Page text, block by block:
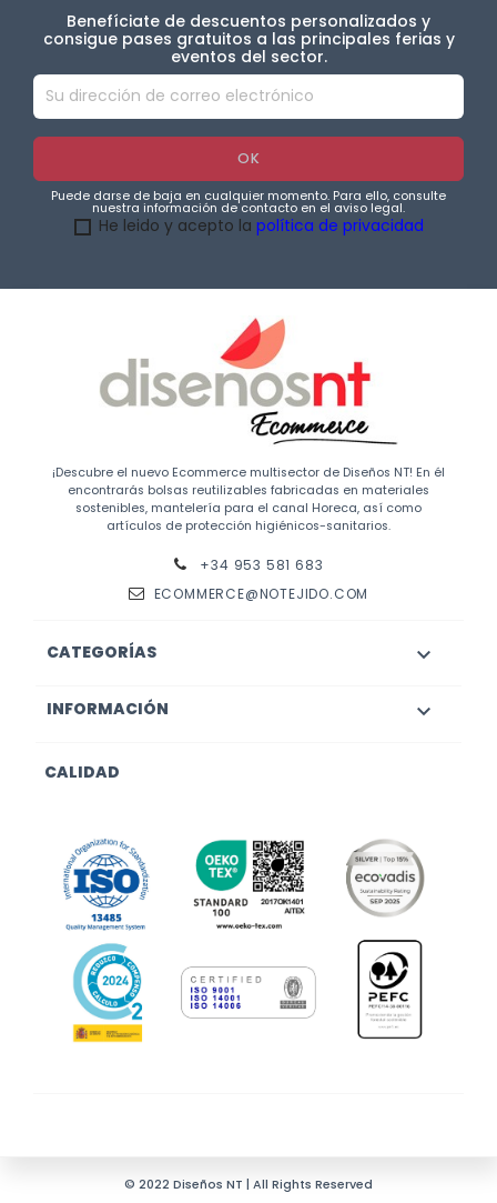
Benefíciate de descuentos personalizados y
consigue pases gratuitos a las principales ferias y
eventos del sector.
Puede darse de baja en cualquier momento. Para ello, consulte
nuestra información de contacto en el aviso legal.
He leido y acepto la política de privacidad
¡Descubre el nuevo Ecommerce multisector de Diseños NT! En él
encontrarás bolsas reutilizables fabricadas en materiales
sostenibles, mantelería para el canal Horeca, así como
artículos de protección higiénicos-sanitarios.
+34 953 581 683
ECOMMERCE@NOTEJIDO.COM
CATEGORÍAS 
INFORMACIÓN 
CALIDAD
© 2022 Diseños NT | All Rights Reserved